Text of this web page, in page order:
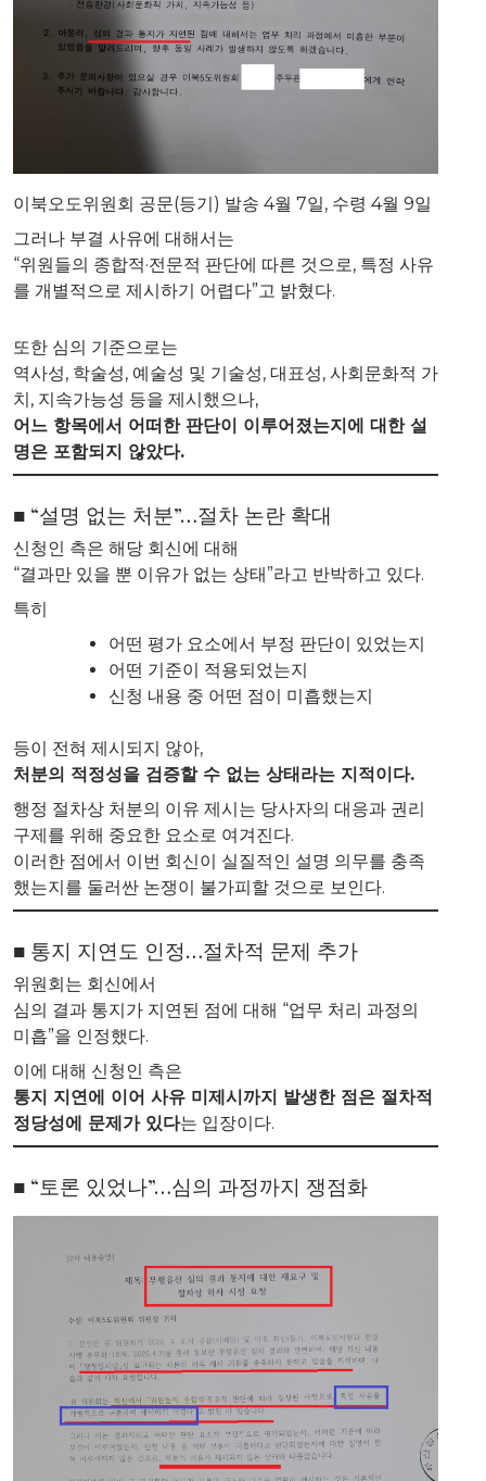
이북오도위원회 공문(등기) 발송 4월 7일, 수령 4월 9일
그러나 부결 사유에 대해서는
“위원들의 종합적·전문적 판단에 따른 것으로, 특정 사유
를 개별적으로 제시하기 어렵다”고 밝혔다.
또한 심의 기준으로는
역사성, 학술성, 예술성 및 기술성, 대표성, 사회문화적 가
치, 지속가능성 등을 제시했으나,
어느 항목에서 어떠한 판단이 이루어졌는지에 대한 설
명은 포함되지 않았다.
■ “설명 없는 처분”…절차 논란 확대
신청인 측은 해당 회신에 대해
“결과만 있을 뿐 이유가 없는 상태”라고 반박하고 있다.
특히
어떤 평가 요소에서 부정 판단이 있었는지
어떤 기준이 적용되었는지
신청 내용 중 어떤 점이 미흡했는지
등이 전혀 제시되지 않아,
처분의 적정성을 검증할 수 없는 상태라는 지적이다.
행정 절차상 처분의 이유 제시는 당사자의 대응과 권리
구제를 위해 중요한 요소로 여겨진다.
이러한 점에서 이번 회신이 실질적인 설명 의무를 충족
했는지를 둘러싼 논쟁이 불가피할 것으로 보인다.
■ 통지 지연도 인정…절차적 문제 추가
위원회는 회신에서
심의 결과 통지가 지연된 점에 대해 “업무 처리 과정의
미흡”을 인정했다.
이에 대해 신청인 측은
통지 지연에 이어 사유 미제시까지 발생한 점은 절차적
정당성에 문제가 있다는 입장이다.
■ “토론 있었나”…심의 과정까지 쟁점화